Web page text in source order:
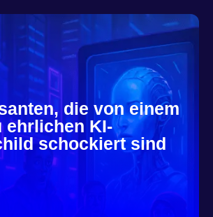
die von einem
ehrlichen KI-
schockiert sind